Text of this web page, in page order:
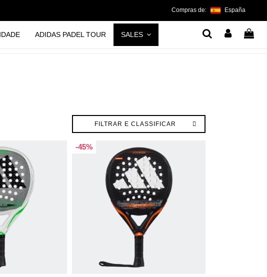
Compras de: España
ADIDAS PADEL TOUR SALES
FILTRAR E CLASSIFICAR
-45%